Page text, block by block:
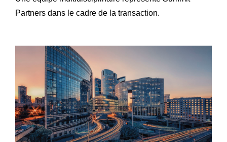
Partners dans le cadre de la transaction.